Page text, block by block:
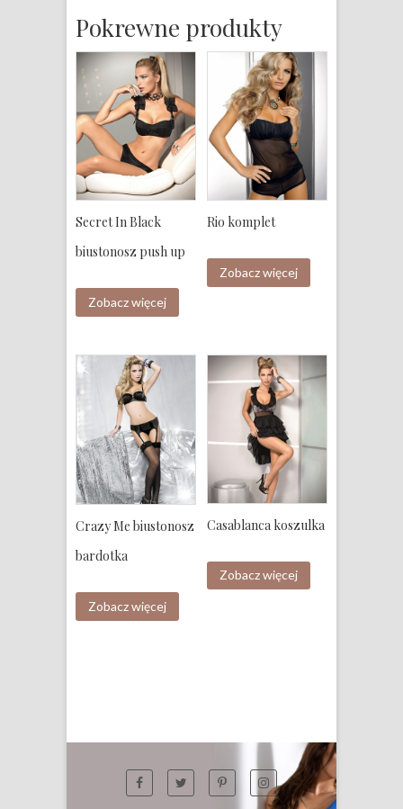
Pokrewne produkty
Secret In Black
biustonosz push up
Zobacz więcej
Rio komplet
Zobacz więcej
Crazy Me biustonosz
bardotka
Zobacz więcej
Casablanca koszulka
Zobacz więcej